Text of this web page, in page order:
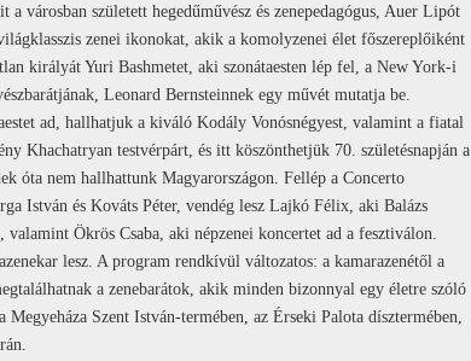
városban született hegedűművész és zenepedagógus, Auer Lipót
zenei ikonokat, akik a komolyzenei élet főszereplőiként
királyát Yuri Bashmetet, aki szonátaesten lép fel, a New York-i
Leonard Bernsteinnek egy művét mutatja be.
ad, hallhatjuk a kiváló Kodály Vonósnégyest, valamint a fiatal
Khachatryan testvérpárt, és itt köszönthetjük 70. születésnapján a
óta nem hallhattunk Magyarországon. Fellép a Concerto
István és Kováts Péter, vendég lesz Lajkó Félix, aki Balázs
Ökrös Csaba, aki népzenei koncertet ad a fesztiválon.
lesz. A program rendkívül változatos: a kamarazenétől a
a zenebarátok, akik minden bizonnyal egy életre szóló
Szent István-termében, az Érseki Palota dísztermében,